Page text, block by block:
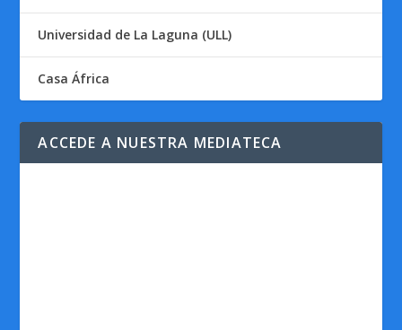
Universidad de La Laguna (ULL)
Casa África
ACCEDE A NUESTRA MEDIATECA